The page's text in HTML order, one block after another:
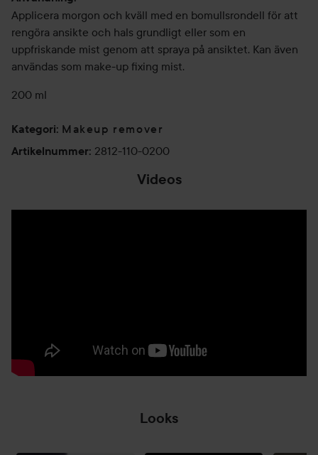
Applicera morgon och kväll med en bomullsrondell för att
rengöra ansikte och hals grundligt eller som en
uppfriskande mist genom att spraya på ansiktet. Kan även
användas som make-up fixing mist.
200 ml
Kategori: Makeup remover
Artikelnummer: 2812-110-0200
Videos
Looks